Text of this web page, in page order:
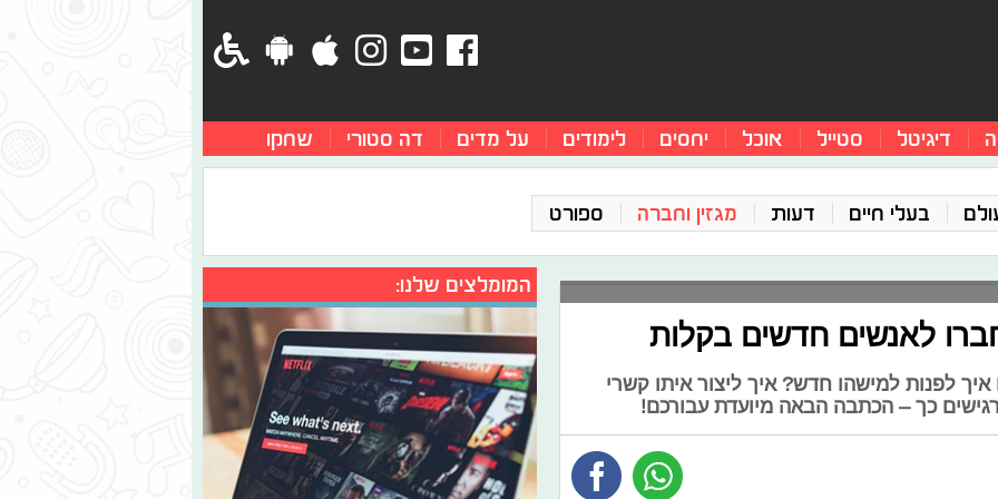
דיגיטל סטייל אוכל יחסים לימודים על מדים דה סטורי שחקו
בעלי חיים דעות מגזין וחברה ספורט
לאנשים חדשים בקלות
לפנות למישהו חדש? איך ליצור איתו קשרי
כך – הכתבה הבאה מיועדת עבורכם!
המומלצים שלנו: